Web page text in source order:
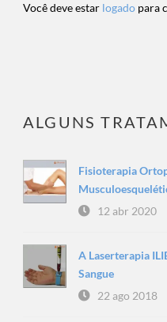
Você deve estar logado para
ALGUNS
Fisioterapia
12 abr 2020
A Laserterapia
Sangue
22 ago 2018